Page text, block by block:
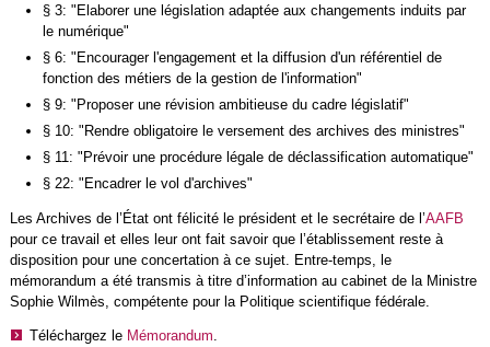
§ 3: "Elaborer une législation adaptée aux changements induits par
le numérique"
§ 6: "Encourager l'engagement et la diffusion d'un référentiel de
fonction des métiers de la gestion de l'information"
§ 9: "Proposer une révision ambitieuse du cadre législatif"
§ 10: "Rendre obligatoire le versement des archives des ministres"
§ 11: "Prévoir une procédure légale de déclassification automatique"
§ 22: "Encadrer le vol d'archives"
Les Archives de l’État ont félicité le président et le secrétaire de l’AAFB
pour ce travail et elles leur ont fait savoir que l’établissement reste à
disposition pour une concertation à ce sujet. Entre-temps, le
mémorandum a été transmis à titre d’information au cabinet de la Ministre
Sophie Wilmès, compétente pour la Politique scientifique fédérale.
Téléchargez le Mémorandum.